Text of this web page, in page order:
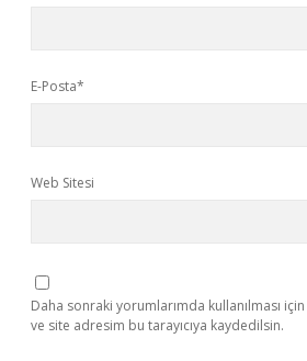
E-Posta*
Web Sitesi
Daha sonraki yorumlarımda kullanılması
ve site adresim bu tarayıcıya kaydedilsin.